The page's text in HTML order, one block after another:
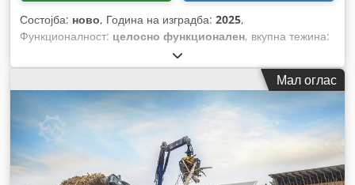
Состојба: ново, Година на изградба: 2025,
Функционалност: целосно функционален, вкупна тежина:
, должина на роторот:
(428,28 коњски сили), максимална брзина на вртење:87
Мал оглас